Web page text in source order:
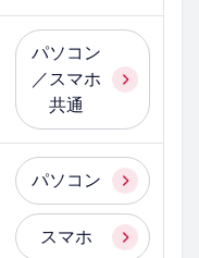
パソコン
／スマホ
共通
パソコン
スマホ